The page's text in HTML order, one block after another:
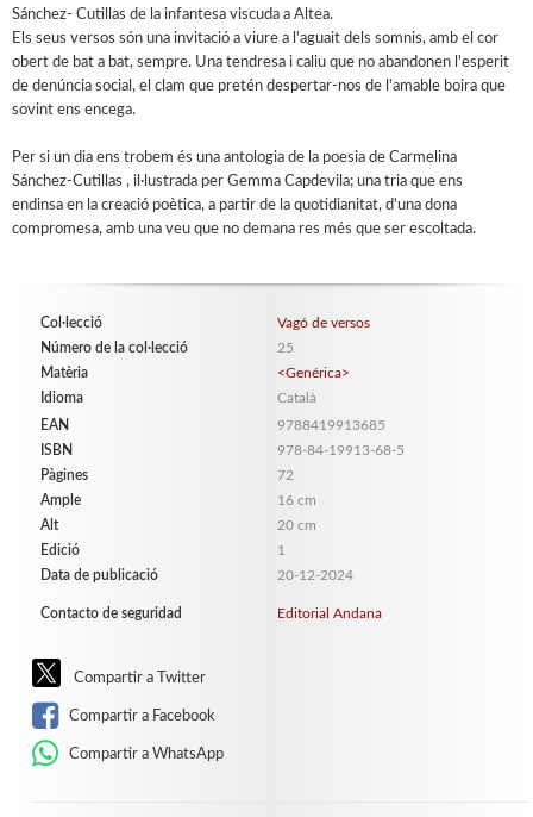
Sánchez- Cutillas de la infantesa viscuda a Altea.
Els seus versos són una invitació a viure a l'aguait dels somnis, amb el cor
obert de bat a bat, sempre. Una tendresa i caliu que no abandonen l'esperit
de denúncia social, el clam que pretén despertar-nos de l'amable boira que
sovint ens encega.
Per si un dia ens trobem és una antologia de la poesia de Carmelina
Sánchez-Cutillas , il·lustrada per Gemma Capdevila; una tria que ens
endinsa en la creació poètica, a partir de la quotidianitat, d'una dona
compromesa, amb una veu que no demana res més que ser escoltada.
Col·lecció
Vagó de versos
Número de la col·lecció
25
Matèria
<Genérica>
Idioma
Català
EAN
9788419913685
ISBN
978-84-19913-68-5
Pàgines
72
Ample
16 cm
Alt
20 cm
Edició
1
Data de publicació
20-12-2024
Contacto de seguridad Editorial Andana
Compartir a Twitter
Compartir a Facebook
Compartir a WhatsApp